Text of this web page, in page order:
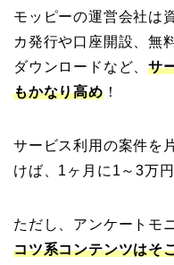
モッピーの運営会社は
カ発行や口座開設、無
ダウンロードなど、サ
もかなり高め！
サービス利用の案件を
けば、1ヶ月に1～3万
ただし、アンケートモ
コツ系コンテンツはそ